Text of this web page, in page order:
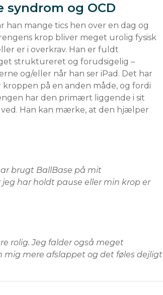
syndrom og OCD
mange tics hen over en dag og
krop bliver meget urolig fysisk
er i overkrav. Han er fuldt
struktureret og forudsigelig –
og/eller når han ser iPad. Det har
på en anden måde, og fordi
har den primært liggende i sit
Han kan mærke, at den hjælper
brugt BallBase på mit
har holdt pause eller min krop er
rolig. Jeg falder også meget
mig mere afslappet og det føles dejligt